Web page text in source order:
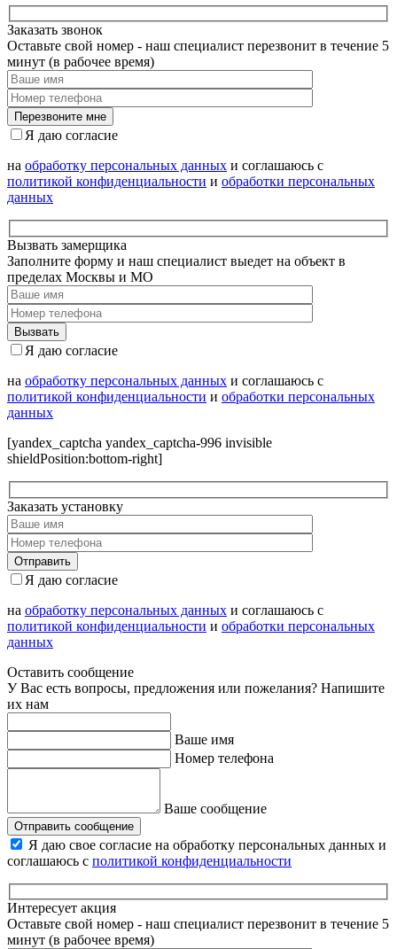
Заказать звонок
Оставьте свой номер - наш специалист перезвонит в течение 5
минут (в рабочее время)
Я даю согласие
на обработку персональных данных и соглашаюсь с
политикой конфиденциальности и обработки персональных
данных
Вызвать замерщика
Заполните форму и наш специалист выедет на объект в
пределах Москвы и МО
Я даю согласие
на обработку персональных данных и соглашаюсь с
политикой конфиденциальности и обработки персональных
данных
[yandex_captcha yandex_captcha-996 invisible
shieldPosition:bottom-right]
Заказать установку
Я даю согласие
на обработку персональных данных и соглашаюсь с
политикой конфиденциальности и обработки персональных
данных
Оставить сообщение
У Вас есть вопросы, предложения или пожелания? Напишите
их нам
Ваше имя
Номер телефона
Ваше сообщение
Отправить сообщение
Я даю свое согласие на обработку персональных данных и
соглашаюсь с политикой конфиденциальности
Интересует акция
Оставьте свой номер - наш специалист перезвонит в течение 5
минут (в рабочее время)